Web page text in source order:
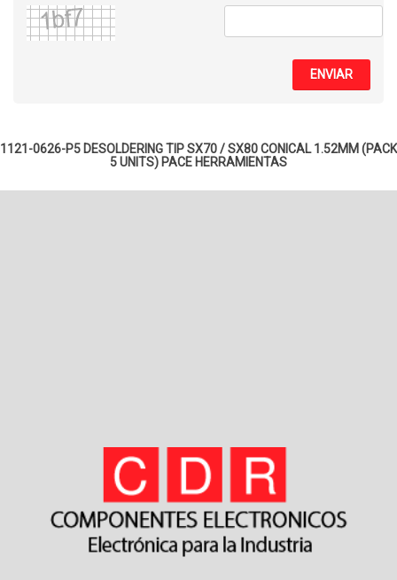
ENVIAR
1121-0626-P5 DESOLDERING TIP SX70 / SX80 CONICAL 1.52MM (PACK
5 UNITS) PACE HERRAMIENTAS